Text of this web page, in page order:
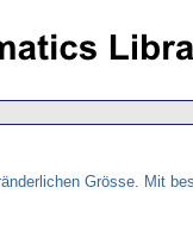
Grösse. Mit